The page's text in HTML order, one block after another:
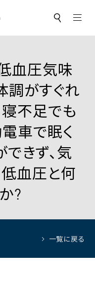
サ
ト
索
血圧気味
調がすぐれ
寝不足でも
車で眠く
きず、気
低血圧と何
?
一覧に戻る